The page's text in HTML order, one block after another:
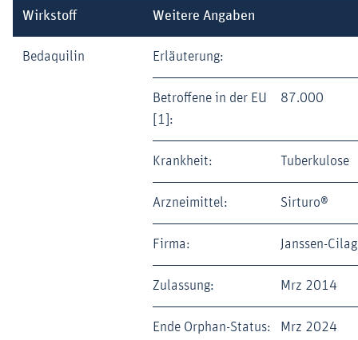
Wirkstoff Weitere Angaben
Bedaquilin Erläuterung:
Betroffene in der EU
[1]:
87.000
Krankheit: Tuberkulose
Arzneimittel: Sirturo®
Firma: Janssen-Cilag
Zulassung: Mrz 2014
Ende Orphan-Status: Mrz 2024